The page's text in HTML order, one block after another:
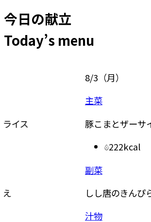
今日の献立
Today’s menu
豚こまとザーサイの梅蒸し豆腐
しし唐のきんぴら